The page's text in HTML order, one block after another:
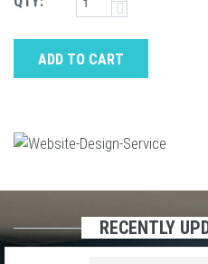
ADD TO CART
RECENTLY